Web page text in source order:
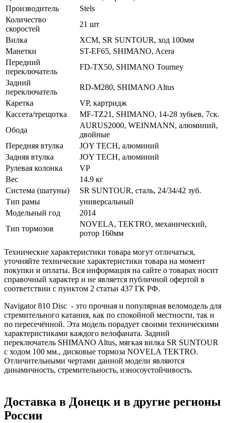
Производитель
Stels
Количество
скоростей
21 шт
Вилка
XCM, SR SUNTOUR, ход 100мм
Манетки
ST-EF65, SHIMANO, Acera
Передний
переключатель
FD-TX50, SHIMANO Tourney
Задний
переключатель
RD-M280, SHIMANO Altus
Каретка
VP, картридж
Кассета/трещотка
MF-TZ21, SHIMANO, 14-28 зубьев, 7ск.
Обода
AURUS2000, WEINMANN, алюминий,
двойные
Передняя втулка
JOY TECH, алюминий
Задняя втулка
JOY TECH, алюминий
Рулевая колонка
VP
Вес
14.9 кг
Система (шатуны)
SR SUNTOUR, сталь, 24/34/42 зуб.
Тип рамы
универсальный
Модельный год
2014
Тип тормозов
NOVELA, TEKTRO, механический,
ротор 160мм
Технические характеристики товара могут отличаться,
уточняйте технические характеристики товара на момент
покупки и оплаты. Вся информация на сайте о товарах носит
справочный характер и не является публичной офертой в
соответствии с пунктом 2 статьи 437 ГК РФ.
Navigator 810 Disc - это прочная и популярная веломодель для
стремительного катания, как по спокойной местности, так и
по пересечённой. Эта модель порадует своими техническими
характеристиками каждого велофаната. Задний
переключатель SHIMANO Altus, мягкая вилка SR SUNTOUR
с ходом 100 мм., дисковые тормоза NOVELA TEKTRO.
Отличительными чертами данной модели являются
динамичность, стремительность, износоустойчивость.
Доставка в Донецк и в другие регионы
России